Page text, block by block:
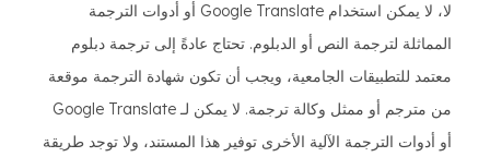
لا، لا يمكن استخدام Google Translate أو أدوات الترجمة
المماثلة لترجمة النص أو الدبلوم. تحتاج عادةً إلى ترجمة دبلوم
معتمد للتطبيقات الجامعية، ويجب أن تكون شهادة الترجمة موقعة
من مترجم أو ممثل وكالة ترجمة. لا يمكن لـ Google Translate
أو أدوات الترجمة الآلية الأخرى توفير هذا المستند، ولا توجد طريقة